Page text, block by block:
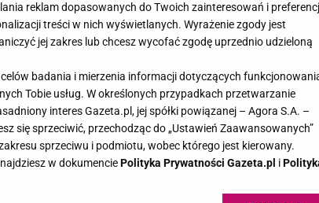
reklam dopasowanych do Twoich zainteresowań i
treści w nich wyświetlanych. Wyrażenie zgody jest
jej zakres lub chcesz wycofać zgodę uprzednio udzieloną
badania i mierzenia informacji dotyczących
Tobie usług. W określonych przypadkach przetwarzanie
interes Gazeta.pl, jej spółki powiązanej – Agora S.A. –
się sprzeciwić, przechodząc do „Ustawień Zaawansowanych”
sprzeciwu i podmiotu, wobec którego jest kierowany.
w dokumenciePolityka Prywatności Gazeta.pl i